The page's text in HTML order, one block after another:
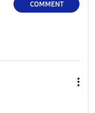
COMMENT